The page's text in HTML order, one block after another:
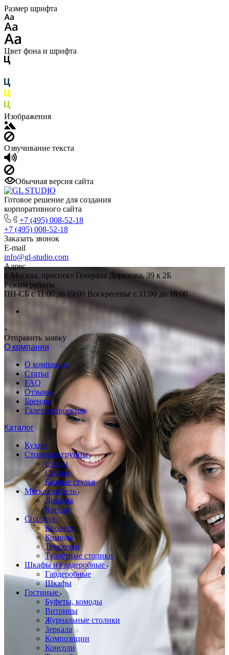
Размер шрифта
Цвет фона и шрифта
Изображения
Озвучивание текста
Обычная версия сайта
Готовое решение для создания
корпоративного сайта
+7 (495) 008-52-18
+7 (495) 008-52-18
Заказать звонок
E-mail
info@gl-studio.com
Адрес
г. Москва, проспект Генерала Дорохова, 39 к 2Б
Режим работы
ПН-СБ с 11:00 до 19:00 Воскресенье с 11:00 до 18:00
Отправить заявку
О компании
О компании
Статьи
FAQ
Отзывы
Бренды
Галерея проектов
Каталог
Кухни
Столовые группы
Столы
Стулья
Барные стулья
Мягкая мебель
Диваны
Кресла
Спальни
Кровати
Комоды
Тумбочки
Туалетные столики
Шкафы и гардеробные
Гардеробные
Шкафы
Гостиные
Буфеты, комоды
Витрины
Журнальные столики
Зеркала
Композиции
Консоли